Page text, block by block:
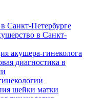
Санкт-Петербурге
в Санкт-
акушера-гинеколога
диагностика в
шейки матки